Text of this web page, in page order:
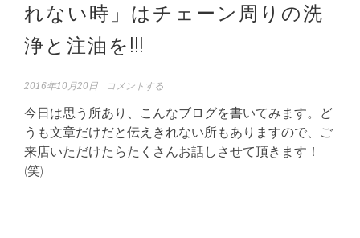
れない時」はチェーン周りの洗
浄と注油を!!!
2016年10月20日 コメントする
今日は思う所あり、こんなブログを書いてみます。ど
うも文章だけだと伝えきれない所もありますので、ご
来店いただけたらたくさんお話しさせて頂きます！
(笑)